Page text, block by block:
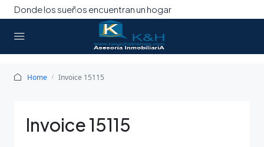
Donde los sueños encuentran un hogar
Home Invoice 15115
Invoice 15115